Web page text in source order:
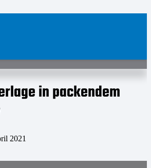
in packendem
2021